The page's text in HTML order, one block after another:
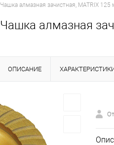
Чашка алмазная зачистная, MATRIX 125
Чашка алмазная
ОПИСАНИЕ